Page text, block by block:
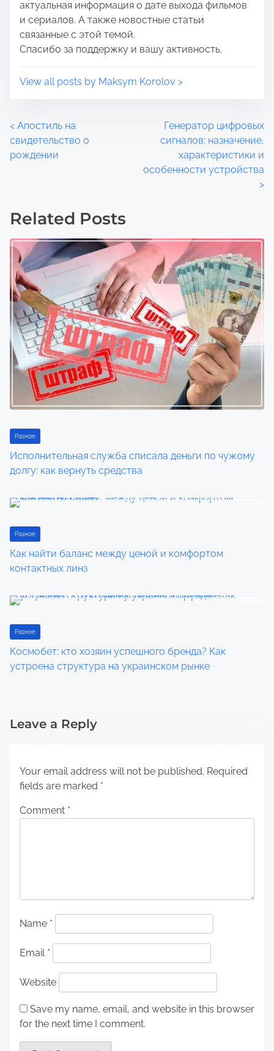
актуальная информация о дате выхода фильмов
и сериалов. А также новостные статьи
связанные с этой темой.
Спасибо за поддержку и вашу активность.
View all posts by Maksym Korolov >
P
o
s
n
a
v
i
g
a
t
i
o
n
< Апостиль на
свидетельство о
рождении
Генератор цифровых
сигналов: назначение,
характеристики и
особенности устройства
>
Related Posts
Разное
Исполнительная служба списала деньги по чужому
долгу: как вернуть средства
Разное
Как найти баланс между ценой и комфортом
контактных линз
Разное
Космобет: кто хозяин успешного бренда? Как
устроена структура на украинском рынке
Leave a Reply
Your email address will not be published. Required
fields are marked *
Comment *
Name *
Email *
Website
Save my name, email, and website in this browser
for the next time I comment.